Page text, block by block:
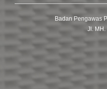
Badan Pengawas
Jl.